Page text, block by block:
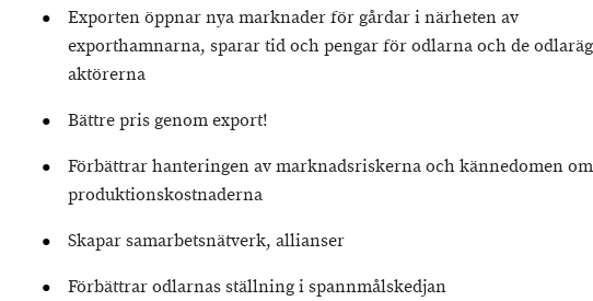
Exporten öppnar nya marknader för gårdar i närheten av
exporthamnarna, sparar tid och pengar för odlarna och de
aktörerna
Bättre pris genom export!
Förbättrar hanteringen av marknadsriskerna och kännedomen
produktionskostnaderna
Skapar samarbetsnätverk, allianser
Förbättrar odlarnas ställning i spannmålskedjan